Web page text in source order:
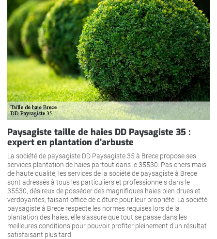
Paysagiste taille de haies DD Paysagiste 35 :
expert en plantation d’arbuste
La société de paysagiste DD Paysagiste 35 à Brece propose ses
services plantation de haies partout dans le 35530. Pas chers mais
de haute qualité, les services de la société de paysagiste à Brece
sont adressés à tous les particuliers et professionnels dans le
35530, désireux de posséder des magnifiques haies bien drues et
verdoyantes, faisant office de clôture pour leur propriété. La société
paysagiste à Brece respecte les normes requises lors de la
plantation des haies, elle s’assure que tout se passe dans les
meilleures conditions pour pouvoir profiter pleinement d’un résultat
satisfaisant plus tard.